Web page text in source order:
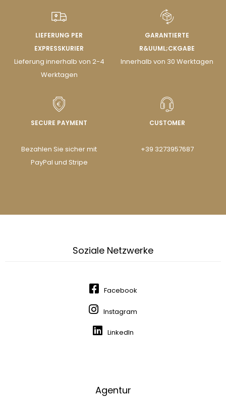
LIEFERUNG PER
EXPRESSKURIER
Lieferung innerhalb von 2-4
Werktagen
GARANTIERTE
R&UUML;CKGABE
Innerhalb von 30 Werktagen
SECURE PAYMENT
Bezahlen Sie sicher mit
PayPal und Stripe
CUSTOMER
+39 3273957687
Soziale Netzwerke
Facebook
Instagram
LinkedIn
Agentur